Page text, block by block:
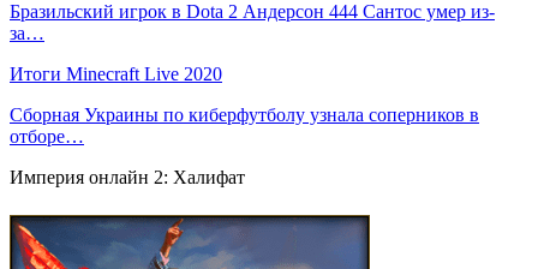
Бразильский игрок в Dota 2 Андерсон 444 Сантос умер из-
за…
Итоги Minecraft Live 2020
Сборная Украины по киберфутболу узнала соперников в
отборе…
Империя онлайн 2: Халифат